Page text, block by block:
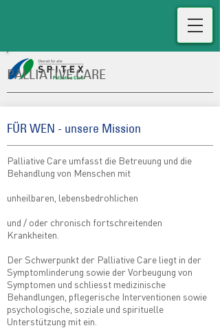
PALLIATIVE CARE
FÜR WEN - unsere Mission
Palliative Care umfasst die Betreuung und die
Behandlung von Menschen mit
unheilbaren, lebensbedrohlichen
und / oder chronisch fortschreitenden
Krankheiten.
Der Schwerpunkt der Palliative Care liegt in der
Symptomlinderung sowie der Vorbeugung von
Symptomen und schliesst medizinische
Behandlungen, pflegerische Interventionen sowie
psychologische, soziale und spirituelle
Unterstützung mit ein.